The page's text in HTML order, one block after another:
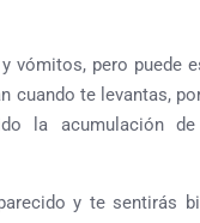
vómitos, pero puede
cuando te levantas,
la acumulación
y te sentirás